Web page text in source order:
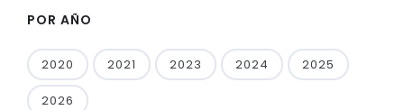
POR AÑO
2020 2021 2023 2024 2025
2026